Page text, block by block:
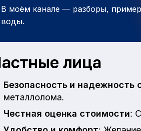
В моём канале — разборы,
воды.
лица
Безопасность и надежность
металлолома.
Честная оценка стоимости: